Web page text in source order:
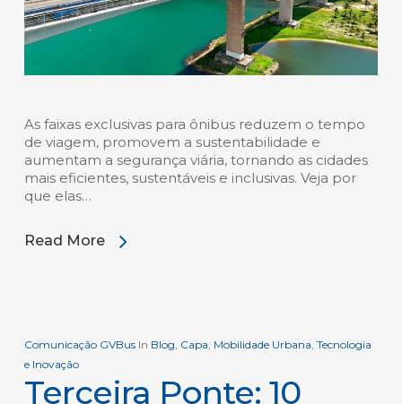
As faixas exclusivas para ônibus reduzem o tempo
de viagem, promovem a sustentabilidade e
aumentam a segurança viária, tornando as cidades
mais eficientes, sustentáveis e inclusivas. Veja por
que elas…
Read More
Comunicação GVBus In Blog Capa Mobilidade Urbana Tecnologia
e Inovação
Terceira Ponte: 10